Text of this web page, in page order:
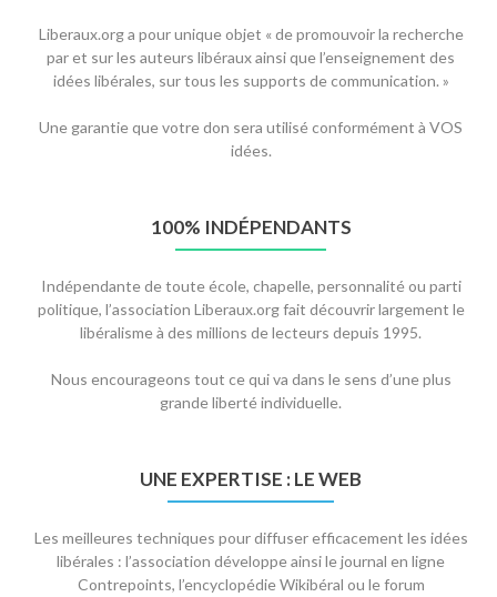
Liberaux.org a pour unique objet « de promouvoir la recherche
par et sur les auteurs libéraux ainsi que l’enseignement des
idées libérales, sur tous les supports de communication. »
Une garantie que votre don sera utilisé conformément à VOS
idées.
100% INDÉPENDANTS
Indépendante de toute école, chapelle, personnalité ou parti
politique, l’association Liberaux.org fait découvrir largement le
libéralisme à des millions de lecteurs depuis 1995.
Nous encourageons tout ce qui va dans le sens d’une plus
grande liberté individuelle.
UNE EXPERTISE : LE WEB
Les meilleures techniques pour diffuser efficacement les idées
libérales : l’association développe ainsi le journal en ligne
Contrepoints, l’encyclopédie Wikibéral ou le forum